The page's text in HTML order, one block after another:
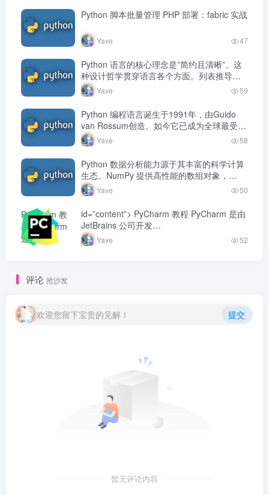
Python 脚本批量管理 PHP 部署：fabric 实战
Yave 47
Python 语言的核心理念是”简约且清晰”。这
种设计哲学贯穿语言各个方面。列表推导式
用一行代码完成循环和转换，生成器表达式
按需产生数据，lambda 表…
Yave 59
Python 编程语言诞生于1991年，由Guido
van Rossum创造。如今它已成为全球最受欢
迎的编程语言之一，在数据分析、人工智
能、Web开发、…
Yave 58
Python 数据分析能力源于其丰富的科学计算
生态。NumPy 提供高性能的数组对象，
pandas 建立在 NumPy 之上，擅长处理表格
数据。Matpl…
Yave 50
PyCharm 教
程 PyCharm
是由
JetBrains 公
Yave520-专业
开发者社区"
fit-cover
radius8">
id=”content”> PyCharm 教程 PyCharm 是由
JetBrains 公司开发…
Yave 52
评论 抢沙发
欢迎您留下宝贵的见解！ 提交
暂无评论内容